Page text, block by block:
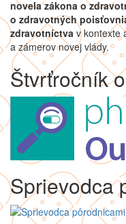
novela zákona o
o zdravotných
zdravotníctva v kontexte
a zámerov novej vlády.
Štvrťročník
Sprievodca